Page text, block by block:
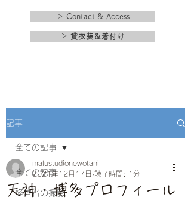
＞ Contact & Access
＞ 貸衣装＆着付け
記事
全ての記事
経営者の撮影
全ての記事
天神・博多プロフィール
malustudionewotani
2021年12月17日 読了時間: 1分